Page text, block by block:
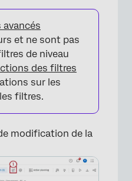
et ne sont pas
de niveau
des filtres
sur les
filtres.
modification de la